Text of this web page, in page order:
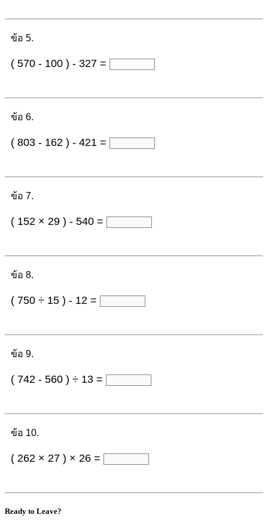
ข้อ 5.
( 570 - 100 ) - 327 =
ข้อ 6.
( 803 - 162 ) - 421 =
ข้อ 7.
( 152 × 29 ) - 540 =
ข้อ 8.
( 750 ÷ 15 ) - 12 =
ข้อ 9.
( 742 - 560 ) ÷ 13 =
ข้อ 10.
( 262 × 27 ) × 26 =
Ready to Leave?